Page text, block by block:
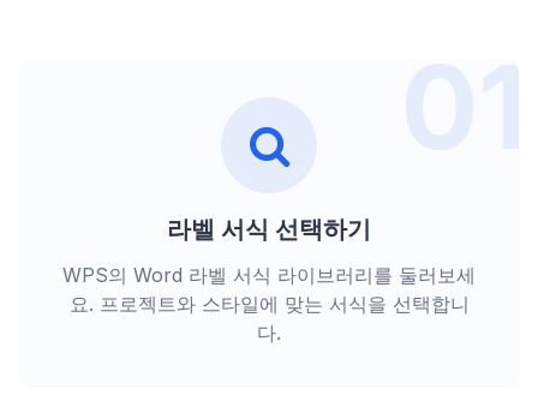
01
라벨 서식 선택하기
WPS의 Word 라벨 서식 라이브러리를 둘러보세
요. 프로젝트와 스타일에 맞는 서식을 선택합니
다.